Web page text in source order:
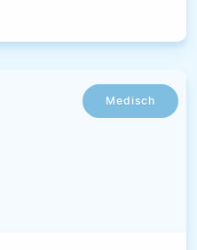
Medisch